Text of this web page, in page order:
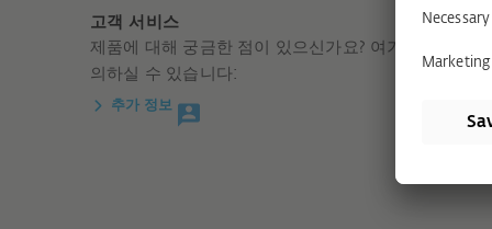
고객 서비스
제품에 대해 궁금한 점이 있으신가요? 여기에서 바로
의하실 수 있습니다:
추가 정보